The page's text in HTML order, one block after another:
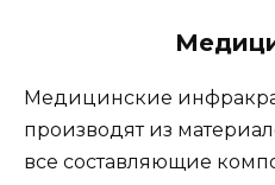
Медицинские
производят из
все составляющие